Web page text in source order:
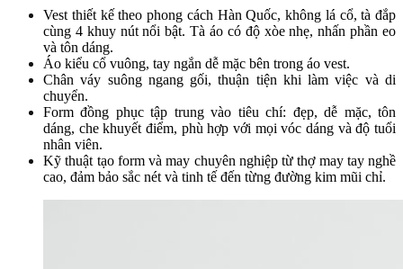
Vest thiết kế theo phong cách Hàn Quốc, không lá cổ, tà đắp
cùng 4 khuy nút nổi bật. Tà áo có độ xòe nhẹ, nhấn phần eo
và tôn dáng.
Áo kiểu cổ vuông, tay ngắn dễ mặc bên trong áo vest.
Chân váy suông ngang gối, thuận tiện khi làm việc và di
chuyển.
Form đồng phục tập trung vào tiêu chí: đẹp, dễ mặc, tôn
dáng, che khuyết điểm, phù hợp với mọi vóc dáng và độ tuổi
nhân viên.
Kỹ thuật tạo form và may chuyên nghiệp từ thợ may tay nghề
cao, đảm bảo sắc nét và tinh tế đến từng đường kim mũi chỉ.